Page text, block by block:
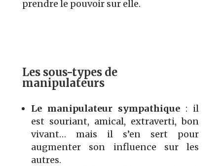
prendre le pouvoir sur elle.
Les sous-types de
manipulateurs
Le manipulateur sympathique : il
est souriant, amical, extraverti, bon
vivant… mais il s’en sert pour
augmenter son influence sur les
autres.